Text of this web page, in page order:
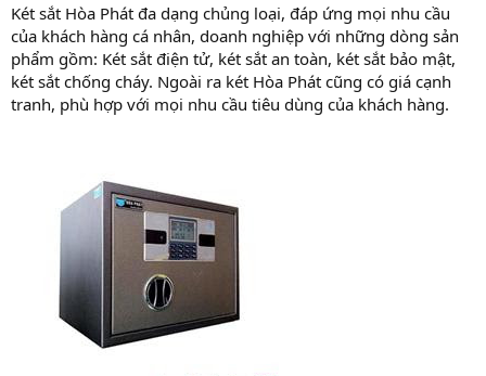
Két sắt Hòa Phát đa dạng chủng loại, đáp ứng mọi nhu cầu
của khách hàng cá nhân, doanh nghiệp với những dòng sản
phẩm gồm: Két sắt điện tử, két sắt an toàn, két sắt bảo mật,
két sắt chống cháy. Ngoài ra két Hòa Phát cũng có giá cạnh
tranh, phù hợp với mọi nhu cầu tiêu dùng của khách hàng.